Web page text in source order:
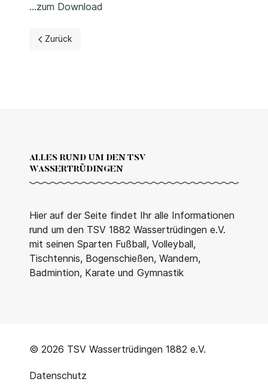
...zum Download
Vorheriger Beitrag: Fußballschnuppertraining für
Zurück
ALLES RUND UM DEN TSV
WASSERTRÜDINGEN
Hier auf der Seite findet Ihr alle Informationen
rund um den TSV 1882 Wassertrüdingen e.V.
mit seinen Sparten Fußball, Volleyball,
Tischtennis, Bogenschießen, Wandern,
Badmintion, Karate und Gymnastik
© 2026 TSV Wassertrüdingen 1882 e.V.
Datenschutz